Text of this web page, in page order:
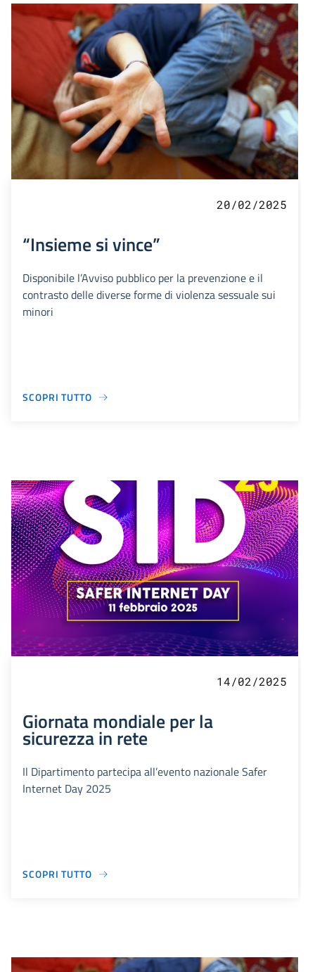
20/02/2025
“Insieme si vince”
Disponibile l’Avviso pubblico per la prevenzione e il
contrasto delle diverse forme di violenza sessuale sui
minori
SCOPRI TUTTO
14/02/2025
Giornata mondiale per la
sicurezza in rete
Il Dipartimento partecipa all’evento nazionale Safer
Internet Day 2025
SCOPRI TUTTO